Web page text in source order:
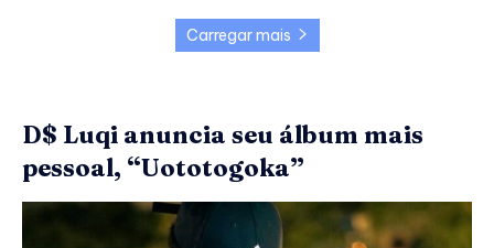
Carregar mais
D$ Luqi anuncia seu álbum mais
pessoal, “Uototogoka”